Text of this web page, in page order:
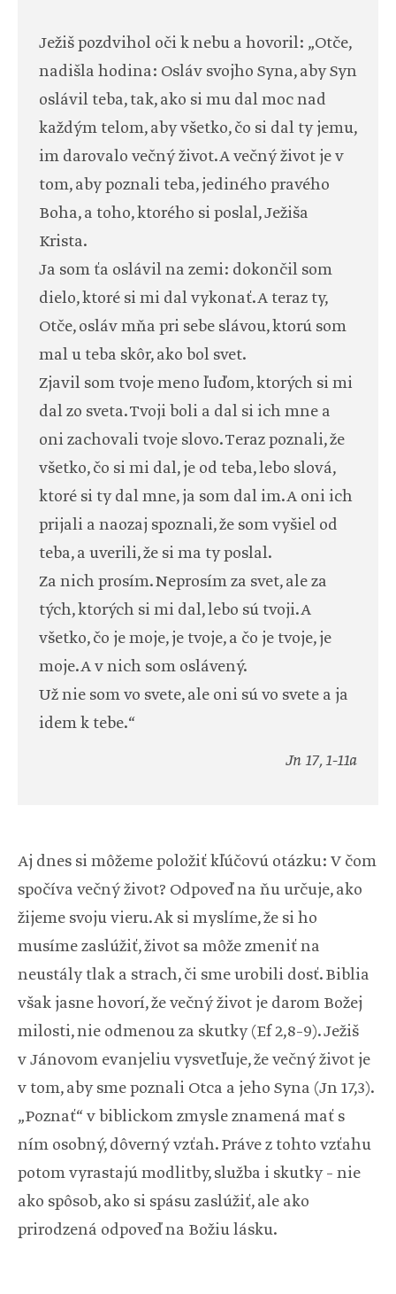
Ježiš pozdvihol oči k nebu a hovoril: „Otče,
nadišla hodina: Osláv svojho Syna, aby Syn
oslávil teba, tak, ako si mu dal moc nad
každým telom, aby všetko, čo si dal ty jemu,
im darovalo večný život. A večný život je v
tom, aby poznali teba, jediného pravého
Boha, a toho, ktorého si poslal, Ježiša
Krista.
Ja som ťa oslávil na zemi: dokončil som
dielo, ktoré si mi dal vykonať. A teraz ty,
Otče, osláv mňa pri sebe slávou, ktorú som
mal u teba skôr, ako bol svet.
Zjavil som tvoje meno ľuďom, ktorých si mi
dal zo sveta. Tvoji boli a dal si ich mne a
oni zachovali tvoje slovo. Teraz poznali, že
všetko, čo si mi dal, je od teba, lebo slová,
ktoré si ty dal mne, ja som dal im. A oni ich
prijali a naozaj spoznali, že som vyšiel od
teba, a uverili, že si ma ty poslal.
Za nich prosím. Neprosím za svet, ale za
tých, ktorých si mi dal, lebo sú tvoji. A
všetko, čo je moje, je tvoje, a čo je tvoje, je
moje. A v nich som oslávený.
Už nie som vo svete, ale oni sú vo svete a ja
idem k tebe.“
Jn 17, 1-11a
Aj dnes si môžeme položiť kľúčovú otázku: V čom
spočíva večný život? Odpoveď na ňu určuje, ako
žijeme svoju vieru. Ak si myslíme, že si ho
musíme zaslúžiť, život sa môže zmeniť na
neustály tlak a strach, či sme urobili dosť. Biblia
však jasne hovorí, že večný život je darom Božej
milosti, nie odmenou za skutky (Ef 2,8–9). Ježiš
v Jánovom evanjeliu vysvetľuje, že večný život je
v tom, aby sme poznali Otca a jeho Syna (Jn 17,3).
„Poznať“ v biblickom zmysle znamená mať s
ním osobný, dôverný vzťah. Práve z tohto vzťahu
potom vyrastajú modlitby, služba i skutky – nie
ako spôsob, ako si spásu zaslúžiť, ale ako
prirodzená odpoveď na Božiu lásku.